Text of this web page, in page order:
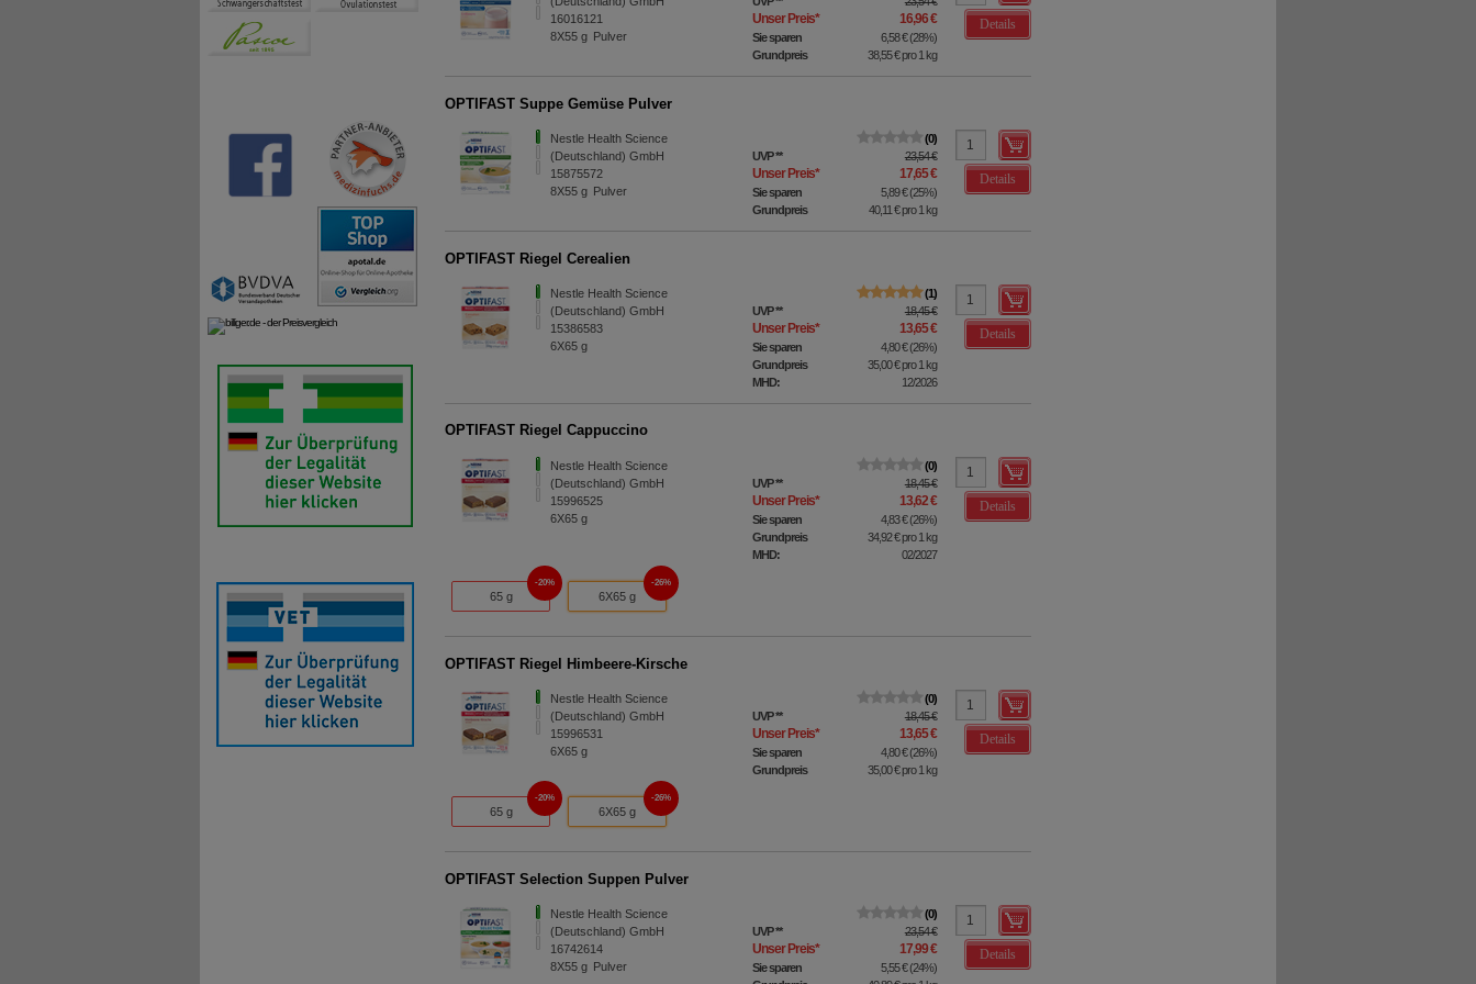
16016121
8X55g Pulver
Unser Preis* 16,96 €
Sie sparen 6,58 €(28%)
Grundpreis
38,55 €pro 1 kg
Details
OPTIFAST Suppe Gemüse Pulver
Nestle Health Science
(Deutschland) GmbH
15875572
8X55g Pulver
0
UVP** 23,54 €
Unser Preis* 17,65 €
Sie sparen 5,89 €(25%)
Grundpreis
40,11 €pro 1 kg
Details
OPTIFAST Riegel Cerealien
Nestle Health Science
(Deutschland) GmbH
15386583
6X65g
1
UVP** 18,45 €
Unser Preis* 13,65 €
Sie sparen 4,80 €(26%)
Grundpreis
35,00 €pro 1 kg
MHD:
12/2026
Details
OPTIFAST Riegel Cappuccino
Nestle Health Science
(Deutschland) GmbH
15996525
6X65g
0
UVP** 18,45 €
Unser Preis* 13,62 €
Sie sparen 4,83 €(26%)
Grundpreis
34,92 €pro 1 kg
MHD:
02/2027
Details
65 g
20%
6X65 g
26%
OPTIFAST Riegel Himbeere-Kirsche
Nestle Health Science
(Deutschland) GmbH
15996531
6X65g
0
UVP** 18,45 €
Unser Preis* 13,65 €
Sie sparen 4,80 €(26%)
Grundpreis
35,00 €pro 1 kg
Details
65 g
20%
6X65 g
26%
OPTIFAST Selection Suppen Pulver
Nestle Health Science
(Deutschland) GmbH
16742614
8X55g Pulver
0
UVP** 23,54 €
Unser Preis* 17,99 €
Sie sparen 5,55 €(24%)
Details